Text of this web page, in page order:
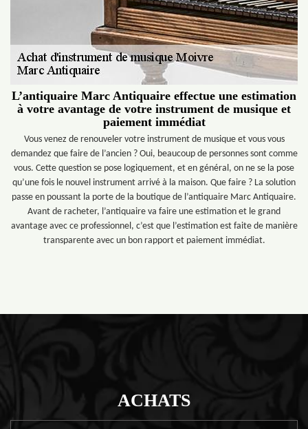
L’antiquaire Marc Antiquaire effectue une estimation
à votre avantage de votre instrument de musique et
paiement immédiat
Vous venez de renouveler votre instrument de musique et vous vous
demandez que faire de l’ancien ? Oui, beaucoup de personnes sont comme
vous. Cette question se pose logiquement, et en général, on ne se la pose
qu’une fois le nouvel instrument arrivé à la maison. Que faire ? La solution
passe en poussant la porte de la boutique de l’antiquaire Marc Antiquaire.
Avant de racheter, l’antiquaire va faire une estimation et le grand
avantage avec ce professionnel, c’est que l’estimation est faite de manière
transparente avec un bon rapport et paiement immédiat.
ACHATS